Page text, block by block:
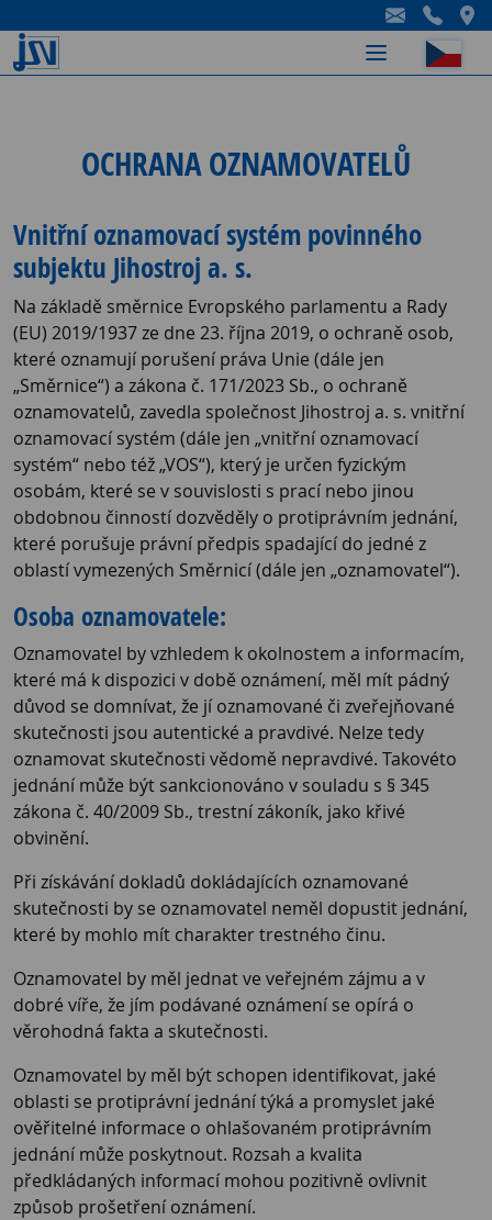
-
-
-
OCHRANA OZNAMOVATELŮ
Vnitřní oznamovací systém povinného
subjektu Jihostroj a. s.
Na základě směrnice Evropského parlamentu a Rady
(EU) 2019/1937 ze dne 23. října 2019, o ochraně osob,
které oznamují porušení práva Unie (dále jen
„Směrnice“) a zákona č. 171/2023 Sb., o ochraně
oznamovatelů, zavedla společnost Jihostroj a. s. vnitřní
oznamovací systém (dále jen „vnitřní oznamovací
systém“ nebo též „VOS“), který je určen fyzickým
osobám, které se v souvislosti s prací nebo jinou
obdobnou činností dozvěděly o protiprávním jednání,
které porušuje právní předpis spadající do jedné z
oblastí vymezených Směrnicí (dále jen „oznamovatel“).
Osoba oznamovatele:
Oznamovatel by vzhledem k okolnostem a informacím,
které má k dispozici v době oznámení, měl mít pádný
důvod se domnívat, že jí oznamované či zveřejňované
skutečnosti jsou autentické a pravdivé. Nelze tedy
oznamovat skutečnosti vědomě nepravdivé. Takovéto
jednání může být sankcionováno v souladu s § 345
zákona č. 40/2009 Sb., trestní zákoník, jako křivé
obvinění.
Při získávání dokladů dokládajících oznamované
skutečnosti by se oznamovatel neměl dopustit jednání,
které by mohlo mít charakter trestného činu.
Oznamovatel by měl jednat ve veřejném zájmu a v
dobré víře, že jím podávané oznámení se opírá o
věrohodná fakta a skutečnosti.
Oznamovatel by měl být schopen identifikovat, jaké
oblasti se protiprávní jednání týká a promyslet jaké
ověřitelné informace o ohlašovaném protiprávním
jednání může poskytnout. Rozsah a kvalita
předkládaných informací mohou pozitivně ovlivnit
způsob prošetření oznámení.